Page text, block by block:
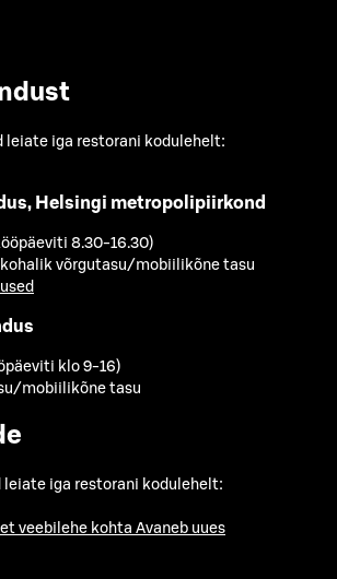
leiate iga restorani kodulehelt:
Helsingi metropolipiirkond
8.30-16.30)
võrgutasu/mobiilikõne tasu
klo 9-16)
mobiilikõne tasu
leiate iga restorani kodulehelt:
veebilehe kohta Avaneb uues